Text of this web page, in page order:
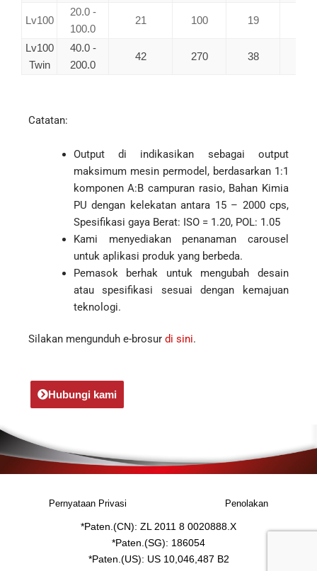
Lv100
20.0 -
100.0
21 100 19
Lv100
Twin
40.0 -
200.0
42 270 38
Catatan:
Output di indikasikan sebagai output
maksimum mesin permodel, berdasarkan 1:1
komponen A:B campuran rasio, Bahan Kimia
PU dengan kelekatan antara 15 – 2000 cps,
Spesifikasi gaya Berat: ISO = 1.20, POL: 1.05
Kami menyediakan penanaman carousel
untuk aplikasi produk yang berbeda.
Pemasok berhak untuk mengubah desain
atau spesifikasi sesuai dengan kemajuan
teknologi.
Silakan mengunduh e-brosur di sini.
Hubungi kami
Pernyataan Privasi Penolakan
*Paten.(CN): ZL 2011 8 0020888.X
*Paten.(SG): 186054
*Paten.(US): US 10,046,487 B2